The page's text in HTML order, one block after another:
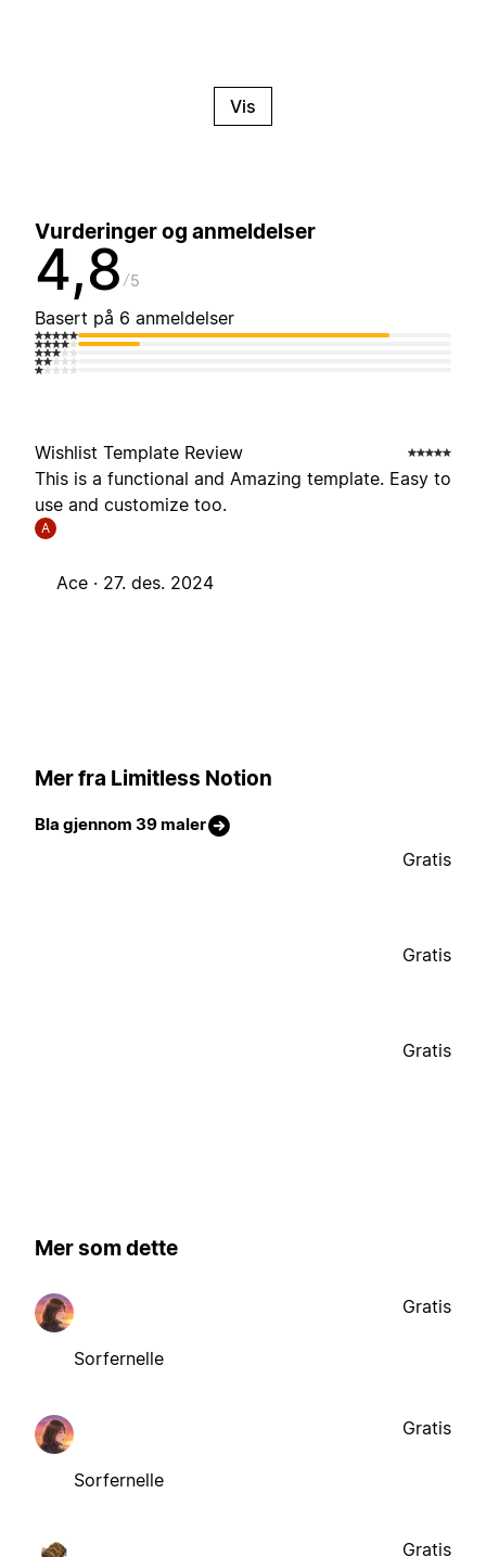
Vis
Vurderinger og anmeldelser
4,8 5
Basert på 6 anmeldelser
Wishlist Template Review
This is a functional and Amazing template. Easy to
use and customize too.
A
Ace · 27. des. 2024
Mer fra Limitless Notion
Bla gjennom 39 maler
Gratis
Gratis
Gratis
Mer som dette
Sorfernelle
Gratis
Sorfernelle
Gratis
Gratis